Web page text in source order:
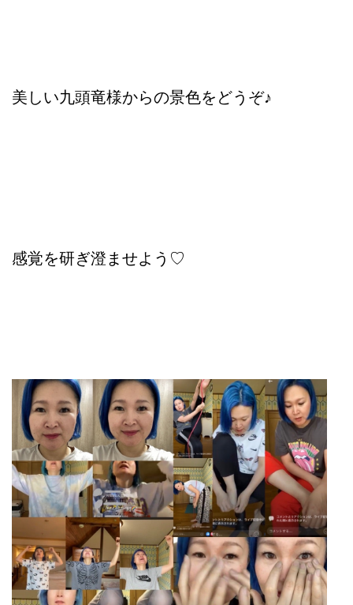
美しい九頭竜様からの景色をどうぞ♪
感覚を研ぎ澄ませよう♡